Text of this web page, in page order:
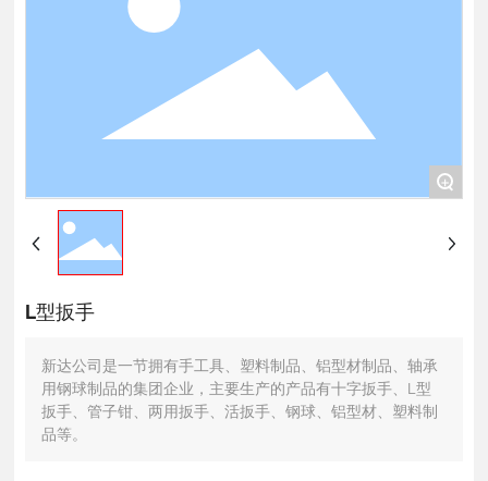
+
L型扳手
新达公司是一节拥有手工具、塑料制品、铝型材制品、轴承
用钢球制品的集团企业，主要生产的产品有十字扳手、L型
扳手、管子钳、两用扳手、活扳手、钢球、铝型材、塑料制
品等。